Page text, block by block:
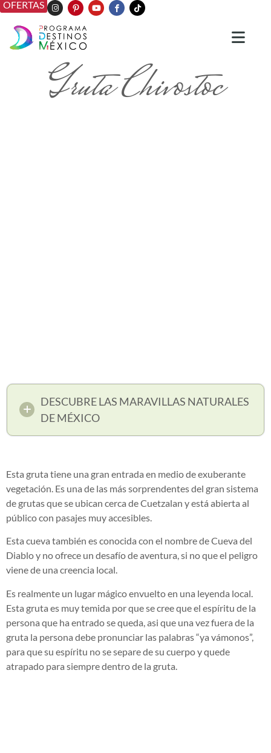
OFERTAS
Gruta Chivostoc
DESCUBRE LAS MARAVILLAS NATURALES
DE MÉXICO
Esta gruta tiene una gran entrada en medio de exuberante
vegetación. Es una de las más sorprendentes del gran sistema
de grutas que se ubican cerca de Cuetzalan y está abierta al
público con pasajes muy accesibles.
Esta cueva también es conocida con el nombre de Cueva del
Diablo y no ofrece un desafío de aventura, si no que el peligro
viene de una creencia local.
Es realmente un lugar mágico envuelto en una leyenda local.
Esta gruta es muy temida por que se cree que el espíritu de la
persona que ha entrado se queda, asi que una vez fuera de la
gruta la persona debe pronunciar las palabras “ya vámonos”,
para que su espíritu no se separe de su cuerpo y quede
atrapado para siempre dentro de la gruta.